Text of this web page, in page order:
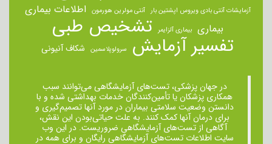
آزمایشات آنتی بادی ویروس اپشتین بار آنتی مولرین هورمون اطلاعات بیماری
بیماری بیماری آلزایمر تشخیص طبی
تفسیر آزمایش سرولوپلاسمین شکاف آنیونی
در جهان پزشکی، تست‌های آزمایشگاهی می‌توانند سبب
همکاری پزشکان یا تأمین‌کنندگان خدمات بهداشتی شده و با
دانستن وضعیت سلامتی بیماران در مورد آنها تصمیم‌گیری و
برای درمان ‌آنها کمک کنند. به علت حیاتی‌بودن این نقش،
آگاهی از تست‌های آزمایشگاهی ضروریست. در این وب
سایت اطلاعات تست‌های آزمایشگاهی رایگان و برای همه در